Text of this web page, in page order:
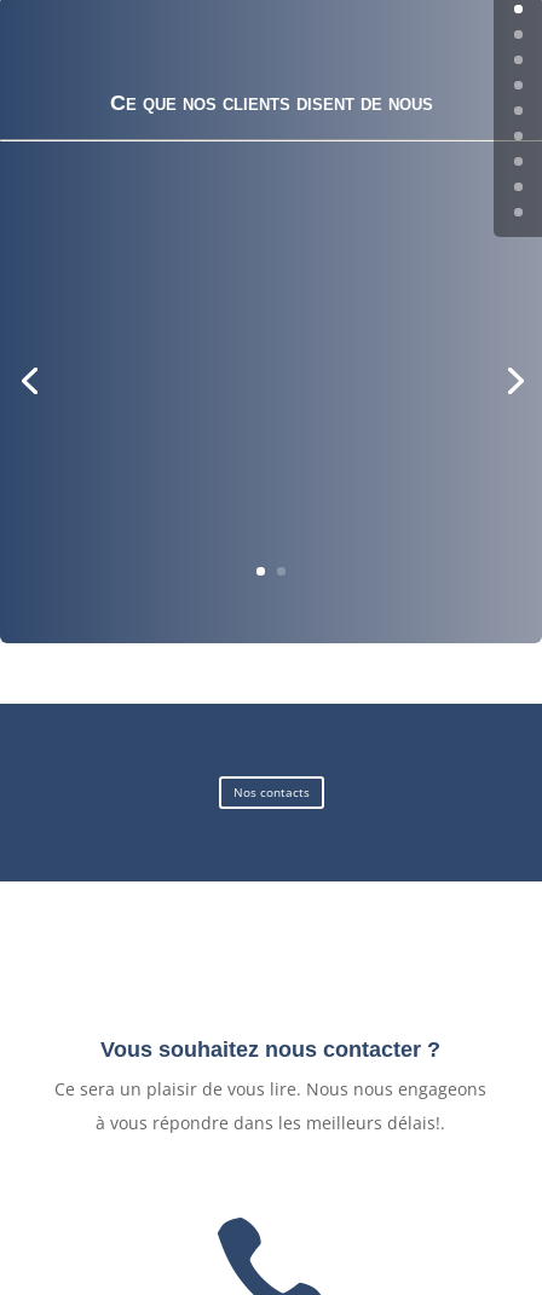
Ce que nos clients disent de nous
Nos contacts
Vous souhaitez nous contacter ?
Ce sera un plaisir de vous lire. Nous nous engageons
à vous répondre dans les meilleurs délais!.
